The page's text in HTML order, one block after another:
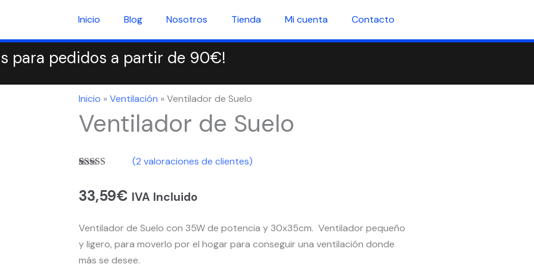
Inicio Blog Nosotros Tienda Mi cuenta Contacto
para pedidos a partir de 90€!
Inicio »Ventilación »Ventilador de Suelo
Ventilador de Suelo
5 en base a
valoraciones
(2 valoraciones de clientes)
33,59€ IVA Incluido
Ventilador de Suelo con 35W de potencia y 30x35cm. Ventilador pequeño
y ligero, para moverlo por el hogar para conseguir una ventilación donde
más se desee.